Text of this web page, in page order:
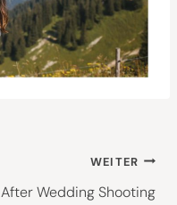
WEITER
After Wedding Shooting